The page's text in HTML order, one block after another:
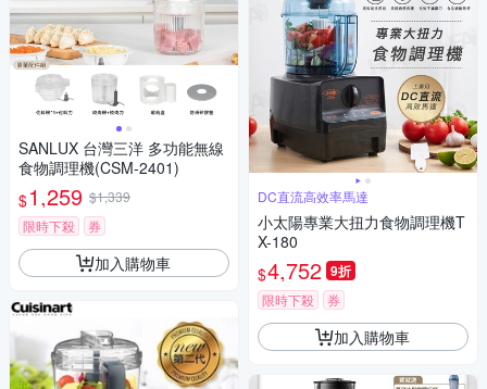
SANLUX 台灣三洋 多功能無線
食物調理機(CSM-2401)
$1,259 $1,339
限時下殺
券
加入購物車
DC直流高效率馬達
小太陽專業大扭力食物調理機T
X-180
$4,752 9折
限時下殺 券
加入購物車